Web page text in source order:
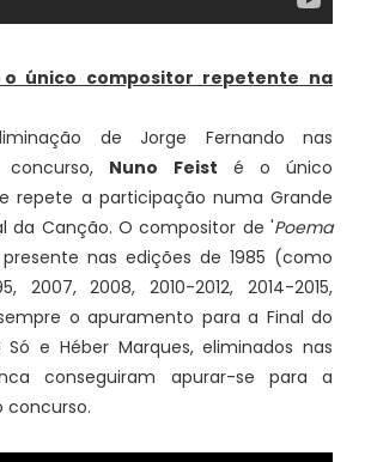
o único compositor repetente na
de Jorge Fernando nas
Nuno Feist é o único
repete a participação numa Grande
da Canção. O compositor de 'Poema
nas edições de 1985 (como
2007, 2008, 2010-2012, 2014-2015,
o apuramento para a Final do
e Héber Marques, eliminados nas
conseguiram apurar-se para a
concurso.